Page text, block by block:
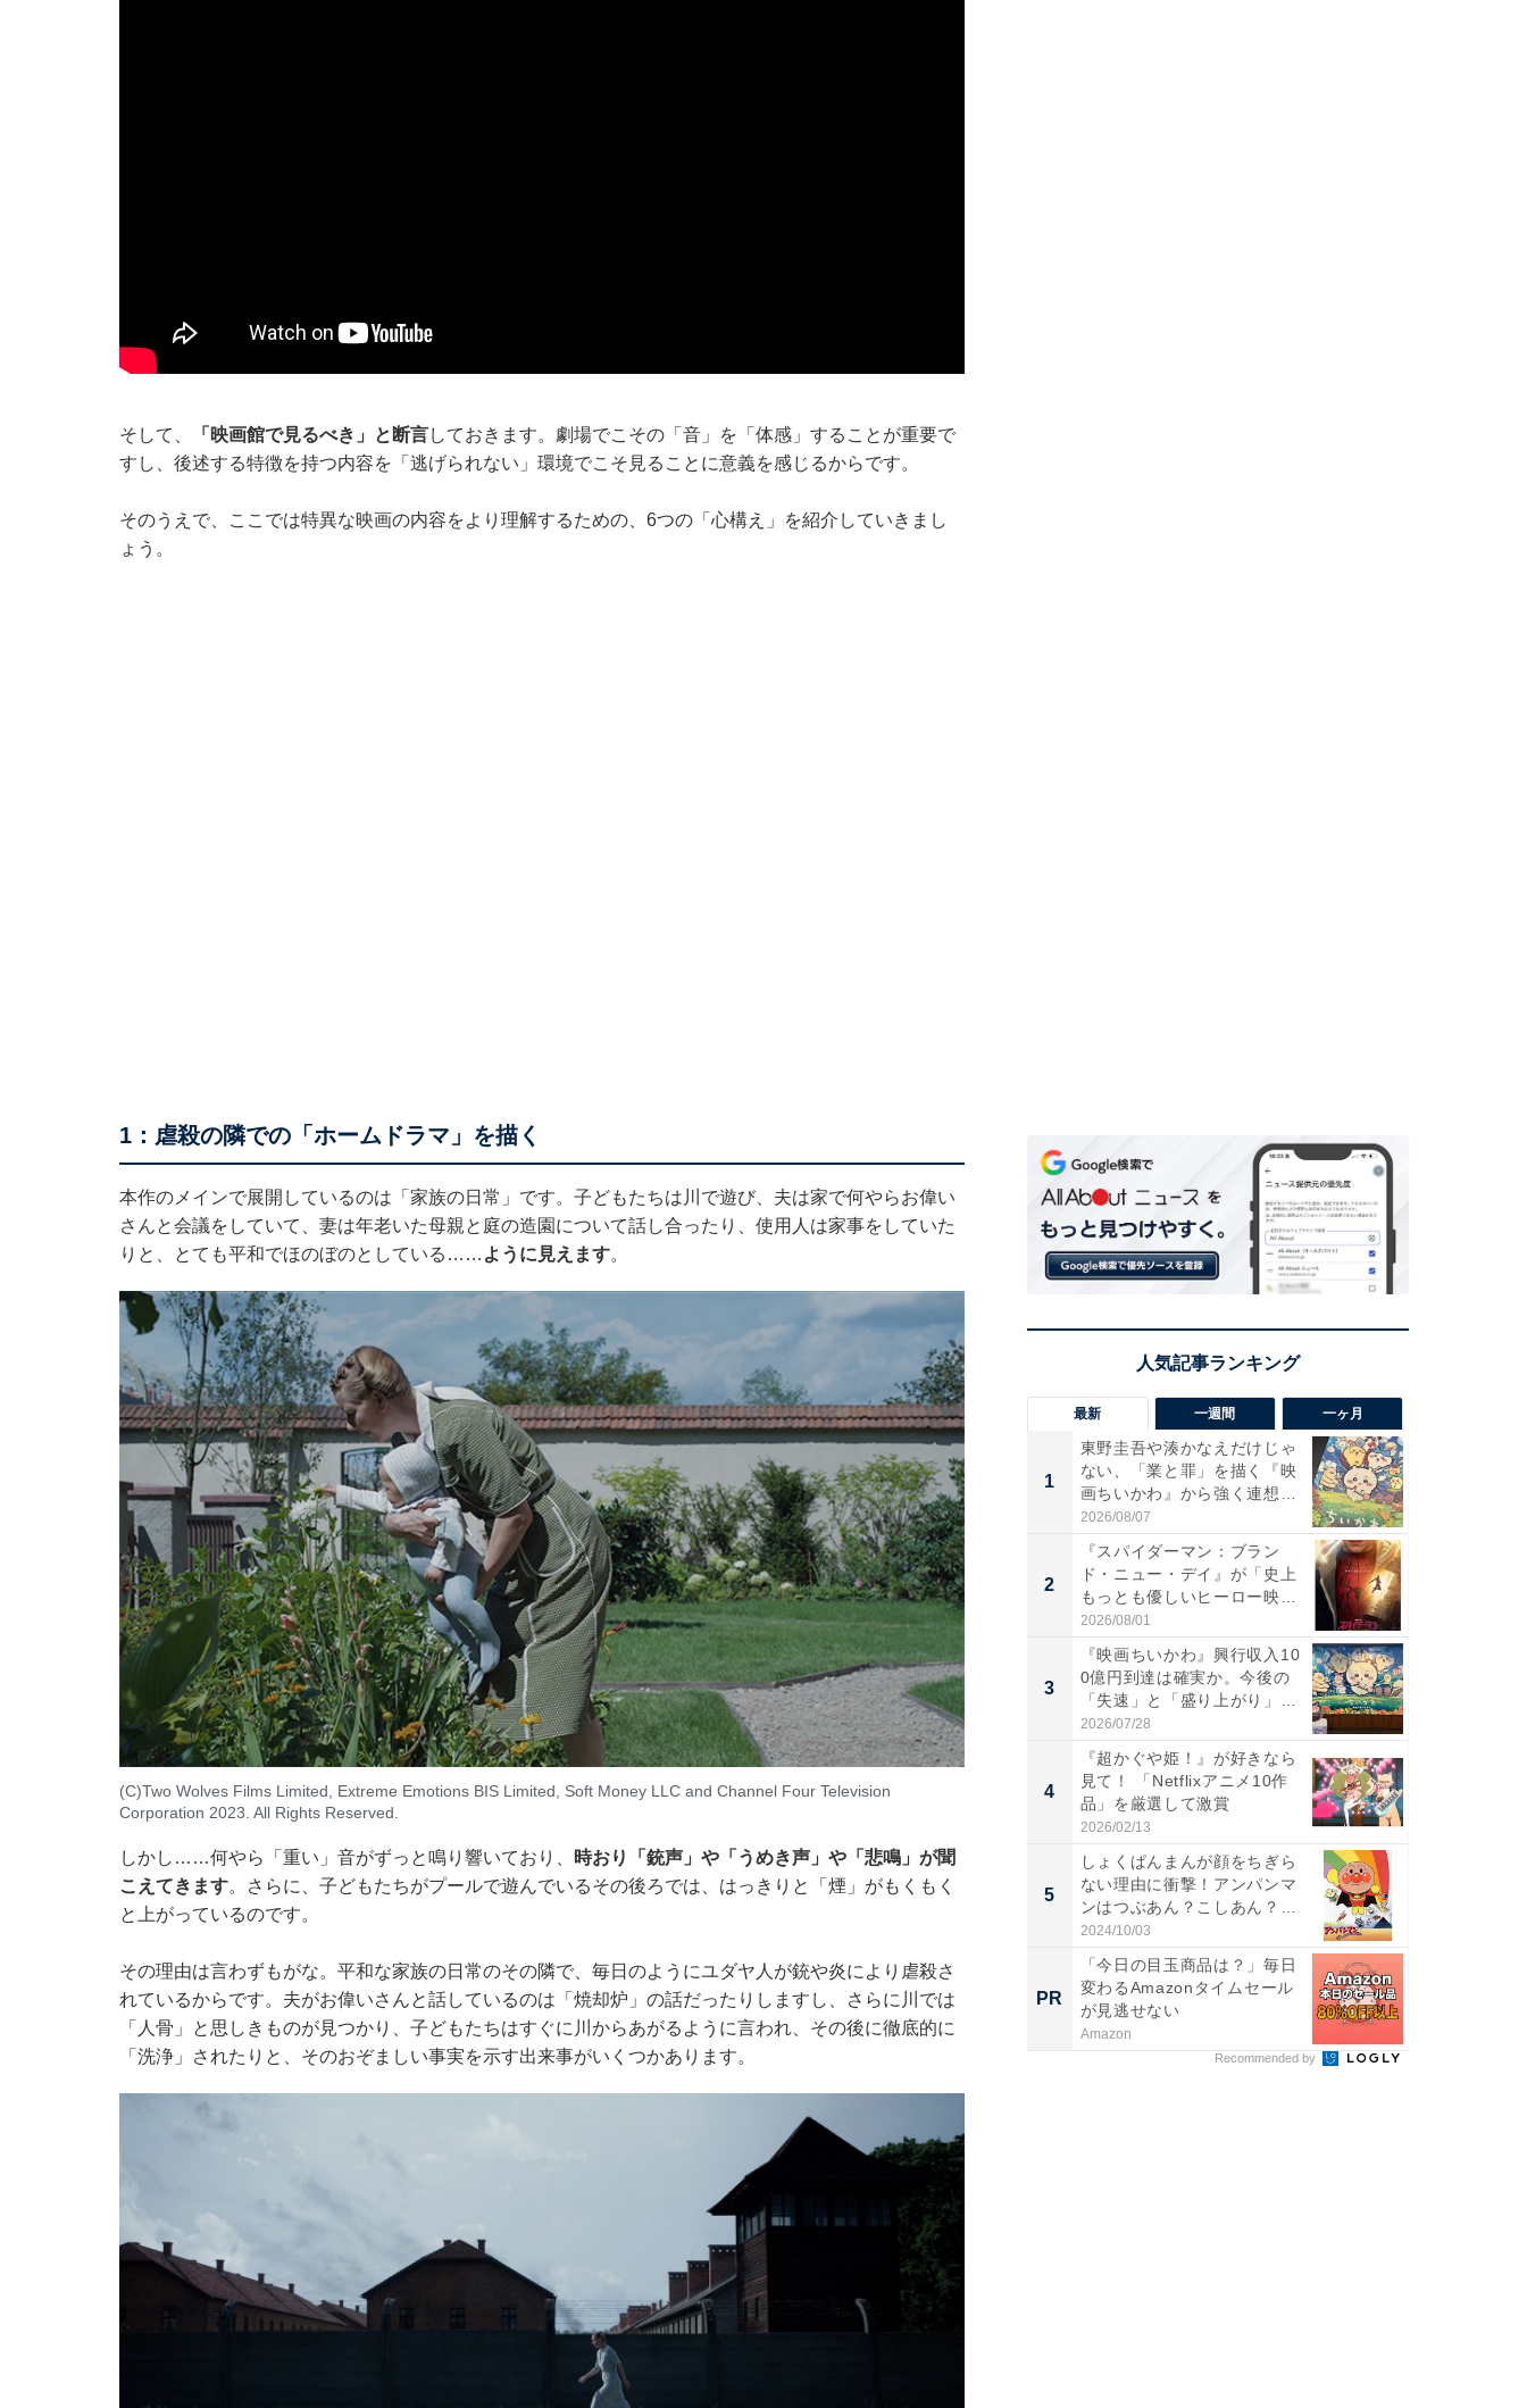
そして、 「映画館で見るべき」と断言しておきます。劇場でこその「音」を「体感」することが重要で
すし、後述する特徴を持つ内容を「逃げられない」環境でこそ見ることに意義を感じるからです。
そのうえで、ここでは特異な映画の内容をより理解するための、6つの「心構え」を紹介していきまし
ょう。
1：虐殺の隣での「ホームドラマ」を描く
本作のメインで展開しているのは「家族の日常」です。子どもたちは川で遊び、夫は家で何やらお偉い
さんと会議をしていて、妻は年老いた母親と庭の造園について話し合ったり、使用人は家事をしていた
りと、とても平和でほのぼのとしている…… ように見えます。
(C)Two Wolves Films Limited, Extreme Emotions BIS Limited, Soft Money LLC and Channel Four Television
Corporation 2023. All Rights Reserved.
しかし……何やら「重い」音がずっと鳴り響いており、
時おり「銃声」や「うめき声」や「悲鳴」が聞
こえてきます。さらに、子どもたちがプールで遊んでいるその後ろでは、はっきりと「煙」がもくもく
と上がっているのです。
その理由は言わずもがな。平和な家族の日常のその隣で、毎日のようにユダヤ人が銃や炎により虐殺さ
れているからです。夫がお偉いさんと話しているのは「焼却炉」の話だったりしますし、さらに川では
「人骨」と思しきものが見つかり、子どもたちはすぐに川からあがるように言われ、その後に徹底的に
「洗浄」されたりと、そのおぞましい事実を示す出来事がいくつかあります。
最新 一週間 一ヶ月
1
東野圭吾や湊かなえだけじゃ
ない、「業と罪」を描く『映
画ちいかわ』から強く連想し
た...
2026/08/07
2
『スパイダーマン：ブラン
ド・ニュー・デイ』が「史上
もっとも優しいヒーロー映
画」に...
2026/08/01
3
『映画ちいかわ』興行収入10
0億円到達は確実か。今後の
「失速」と「盛り上がり」
が...
2026/07/28
4
『超かぐや姫！』が好きなら
見て！ 「Netflixアニメ10作
品」を厳選して激賞
2026/02/13
5
しょくぱんまんが顔をちぎら
ない理由に衝撃！アンパンマ
ンはつぶあん？こしあん？
【1...
2024/10/03
PR
「今日の目玉商品は？」毎日
変わるAmazonタイムセール
が見逃せない
Amazon
Recommended by